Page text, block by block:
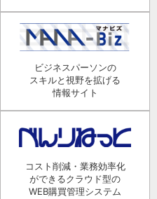
ビジネスパーソンの
スキルと視野を拡げる
情報サイト
コスト削減・業務効率化
ができるクラウド型の
WEB購買管理システム